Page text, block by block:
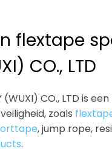
flextape
CO., LTD
(WUXI) CO., LTD is
zoals
, jump rope,
.